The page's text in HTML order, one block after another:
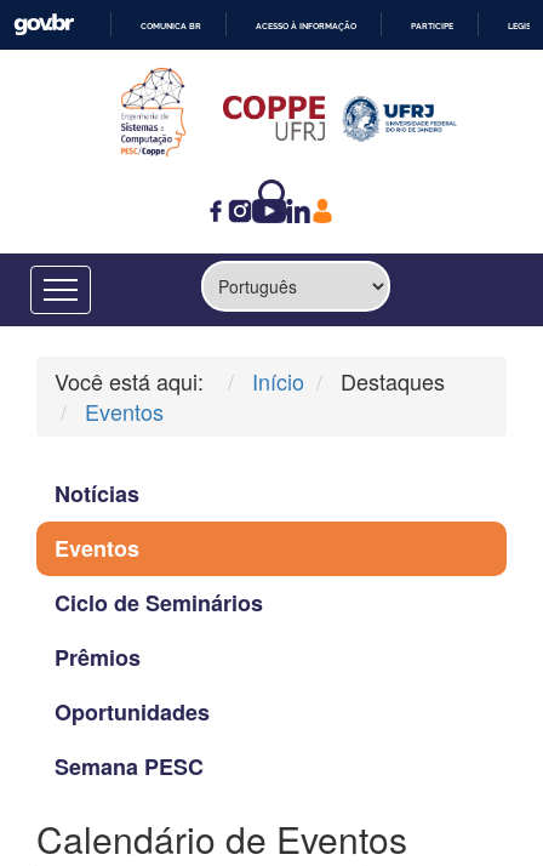
CONTEÚDO
COMUNICA BR ACESSO À INFORMAÇÃO PARTICIPE
Você está aqui: Início
Destaques
Eventos
Notícias
Eventos
Ciclo de Seminários
Prêmios
Oportunidades
Semana PESC
Calendário de Eventos